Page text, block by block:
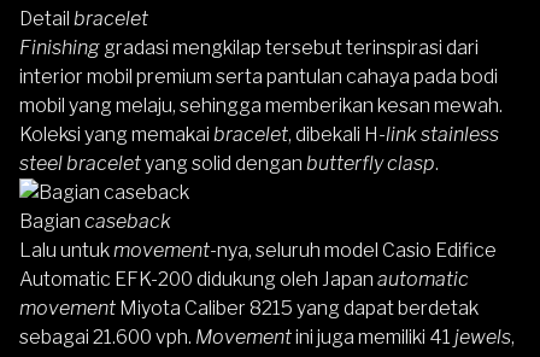
Detail bracelet
Finishing gradasi mengkilap tersebut terinspirasi dari
interior mobil premium serta pantulan cahaya pada bodi
mobil yang melaju, sehingga memberikan kesan mewah.
Koleksi yang memakai bracelet, dibekali H-link stainless
steel braceletyang solid dengan butterfly clasp.
Bagian caseback
Lalu untuk movement-nya, seluruh model Casio Edifice
Automatic EFK-200 didukung oleh Japan automatic
movement Miyota Caliber 8215 yang dapat berdetak
sebagai 21.600 vph. Movementini juga memiliki 41 jewels,